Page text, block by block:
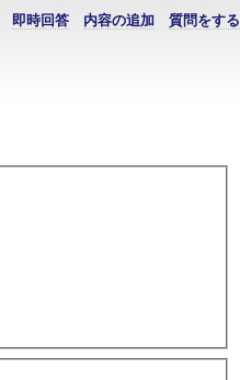
質問をする
内容の追加
即時回答